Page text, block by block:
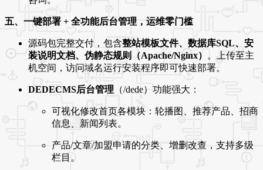
五、一键部署 + 全功能后台管理，运维零门槛
源码包完整交付，包含整站模板文件、数据库SQL、安
装说明文档、伪静态规则（Apache/Nginx） 。上传至主
机空间，访问域名运行安装程序即可快速部署。
DEDECMS后台管理 （/dede）功能强大：
可视化修改首页各模块：轮播图、推荐产品、招商
信息、新闻列表。
产品/文章/加盟申请的分类、增删改查，支持多级
栏目。